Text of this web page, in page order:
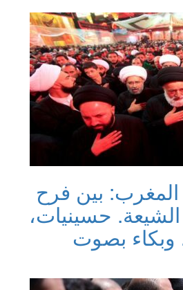
بين فرح
حسينيات،
بصوت